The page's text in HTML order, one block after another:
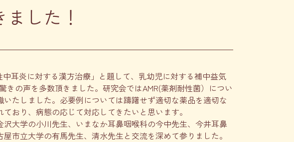
した！
耳炎に対する漢方治療」と題して、乳幼児に対する補中益気
の声を多数頂きました。研究会ではAMR(薬剤耐性菌）につい
たしました。必要例については躊躇せず適切な薬品を適切な
おり、病態の応じて対応してきたいと思います。
大学の小川先生、いまなか耳鼻咽喉科の今中先生、今井耳鼻
市立大学の有馬先生、清水先生と交流を深めて参りました。